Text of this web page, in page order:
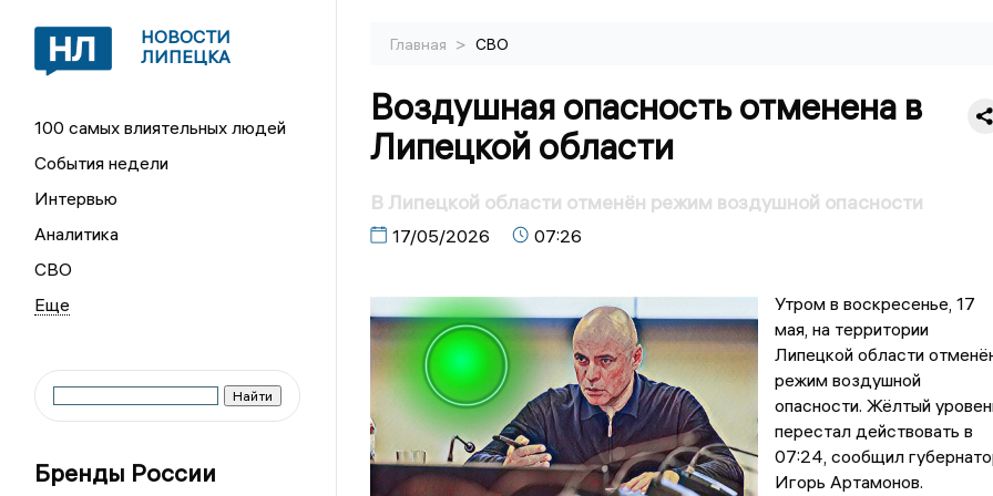
НОВОСТИ
ЛИПЕЦКА
100 самых влиятельных людей
События недели
Интервью
Аналитика
СВО
Бренды России
Главная > СВО
Воздушная опасность отменена в
Липецкой области
В Липецкой области отменён режим воздушной опасности
17/05/2026 07:26
Утром в воскресенье, 17
мая, на территории
Липецкой области
режим воздушной
опасности. Жёлтый
перестал действовать в
07:24, сообщил
Игорь Артамонов.